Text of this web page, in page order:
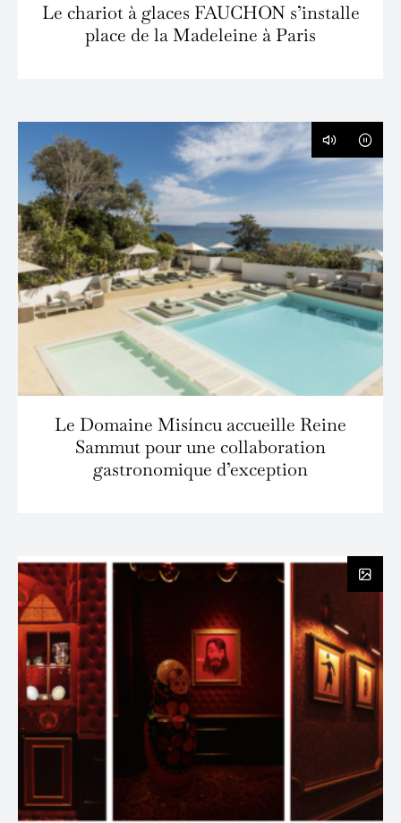
Le chariot à glaces FAUCHON s’installe
place de la Madeleine à Paris
Le Domaine Misíncu accueille Reine
Sammut pour une collaboration
gastronomique d’exception